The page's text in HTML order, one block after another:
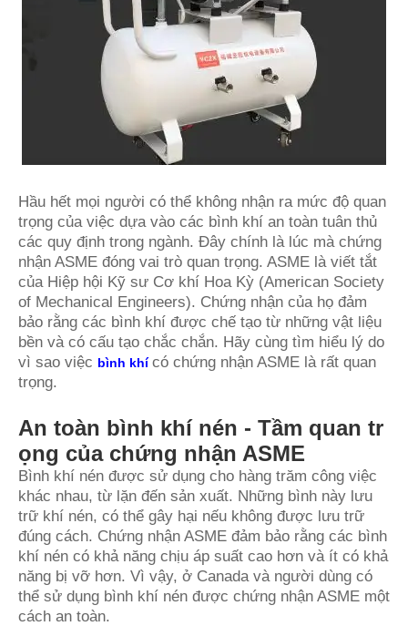
Hầu hết mọi người có thể không nhận ra mức độ quan
trọng của việc dựa vào các bình khí an toàn tuân thủ
các quy định trong ngành. Đây chính là lúc mà chứng
nhận ASME đóng vai trò quan trọng. ASME là viết tắt
của Hiệp hội Kỹ sư Cơ khí Hoa Kỳ (American Society
of Mechanical Engineers). Chứng nhận của họ đảm
bảo rằng các bình khí được chế tạo từ những vật liệu
bền và có cấu tạo chắc chắn. Hãy cùng tìm hiểu lý do
vì sao việc bình khícó chứng nhận ASME là rất quan
trọng.
An toàn bình khí nén - Tầm quan tr
ọng của chứng nhận ASME
Bình khí nén được sử dụng cho hàng trăm công việc
khác nhau, từ lặn đến sản xuất. Những bình này lưu
trữ khí nén, có thể gây hại nếu không được lưu trữ
đúng cách. Chứng nhận ASME đảm bảo rằng các bình
khí nén có khả năng chịu áp suất cao hơn và ít có khả
năng bị vỡ hơn. Vì vậy, ở Canada và người dùng có
thể sử dụng bình khí nén được chứng nhận ASME một
cách an toàn.